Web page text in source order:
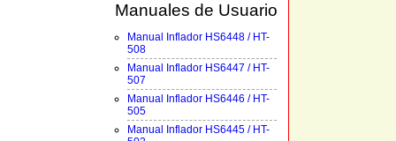
Manuales de Usuario
Manual Inflador HS6448 / HT-
508
Manual Inflador HS6447 / HT-
507
Manual Inflador HS6446 / HT-
505
Manual Inflador HS6445 / HT-